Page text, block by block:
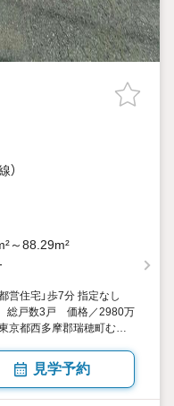
）
～88.29m²
都営住宅」歩7分 指定なし
戸数3戸 価格／2980万
京都西多摩郡瑞穂町むさ
見学予約